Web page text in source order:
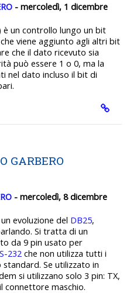
- mercoledì, 1 dicembre
è un controllo lungo un bit
viene aggiunto agli altri bit
che il dato ricevuto sia
può essere 1 o 0, ma la
nel dato incluso il bit di
GARBERO
- mercoledì, 8 dicembre
evoluzione del DB25,
Si tratta di un
da 9 pin usato per
232 che non utilizza tutti i
Se utilizzato in
si utilizzano solo 3 pin: TX,
connettore maschio.